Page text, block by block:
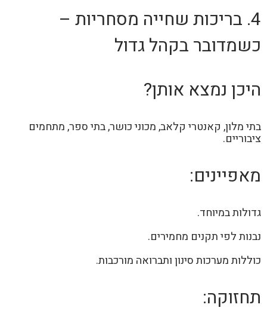
4. בריכות שחייה מסחריות –
כשמדובר בקהל גדול
היכן נמצא אותן?
בתי מלון, קאנטרי קלאב, מכוני כושר, בתי ספר, מתחמים
ציבוריים.
מאפיינים:
גדולות במיוחד.
נבנות לפי תקנים מחמירים.
כוללות מערכות סינון ותברואה מורכבות.
תחזוקה: